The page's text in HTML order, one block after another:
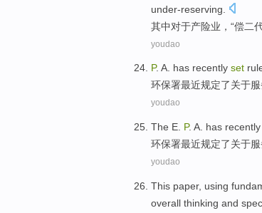
under-reserving
其中对于产险业，“偿二
youdao
P. A. has recently set
环保署最近规定了关于
youdao
The E. P. A. has recently
环保署最近规定了关于
youdao
This paper, using
overall thinking and